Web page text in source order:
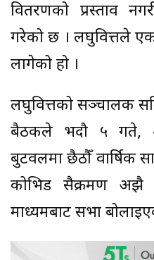
वितरणको प्रस्ताव
गरेको छ । लघुवित्तले एक
लागेको हो ।
लघुवित्तको सञ्चालक
बैठकले भदौ ५ गते,
बुटवलमा छैठौँ वार्षिक
कोभिड सैक्रमण अझै
माध्यमबाट सभा